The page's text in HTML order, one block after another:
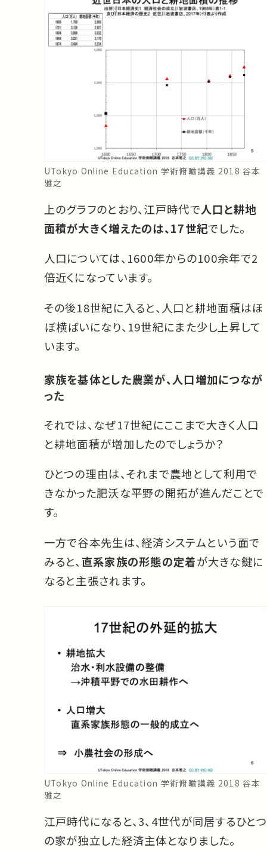
UTokyo Online Education 学術俯瞰講義 2018 谷本
雅之
上のグラフのとおり、江戸時代で人口と耕地
面積が大きく増えたのは、17世紀でした。
人口については、1600年からの100余年で2
倍近くになっています。
その後18世紀に入ると、人口と耕地面積はほ
ぼ横ばいになり、19世紀にまた少し上昇して
います。
家族を基体とした農業が、人口増加につなが
った
それでは、なぜ17世紀にここまで大きく人口
と耕地面積が増加したのでしょうか？
ひとつの理由は、それまで農地として利用で
きなかった肥沃な平野の開拓が進んだことで
す。
一方で谷本先生は、経済システムという面で
みると、 直系家族の形態の定着が大きな鍵に
なると主張されます。
UTokyo Online Education 学術俯瞰講義 2018 谷本
雅之
江戸時代になると、3、4世代が同居するひとつ
の家が独立した経済主体となりました。